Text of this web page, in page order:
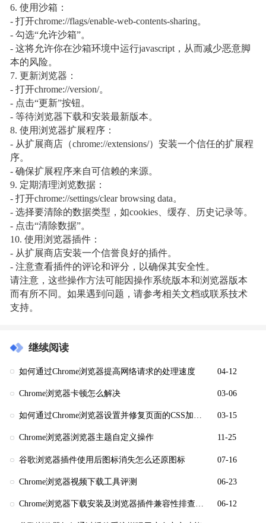
6. 使用沙箱：
- 打开chrome://flags/enable-web-contents-sharing。
- 勾选“允许沙箱”。
- 这将允许你在沙箱环境中运行javascript，从而减少恶意脚
本的风险。
7. 更新浏览器：
- 打开chrome://version/。
- 点击“更新”按钮。
- 等待浏览器下载和安装最新版本。
8. 使用浏览器扩展程序：
- 从扩展商店（chrome://extensions/）安装一个信任的扩展程
序。
- 确保扩展程序来自可信赖的来源。
9. 定期清理浏览数据：
- 打开chrome://settings/clear browsing data。
- 选择要清除的数据类型，如cookies、缓存、历史记录等。
- 点击“清除数据”。
10. 使用浏览器插件：
- 从扩展商店安装一个信誉良好的插件。
- 注意查看插件的评论和评分，以确保其安全性。
请注意，这些操作方法可能因操作系统版本和浏览器版本
而有所不同。如果遇到问题，请参考相关文档或联系技术
支持。
继续阅读
如何通过Chrome浏览器提高网络请求的处理速度 04-12
Chrome浏览器卡顿怎么解决 03-06
如何通过Chrome浏览器设置并修复页面的CSS加载问题 03-15
Chrome浏览器浏览器主题自定义操作 11-25
谷歌浏览器插件使用后图标消失怎么还原图标 07-16
Chrome浏览器视频下载工具评测 06-23
Chrome浏览器下载安装及浏览器插件兼容性排查与处理教程 06-12